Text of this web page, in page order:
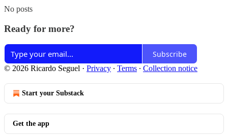
No posts
Ready for more?
Subscribe
© 2026 Ricardo Seguel · Privacy ∙ Terms ∙ Collection notice
Start your Substack
Get the app